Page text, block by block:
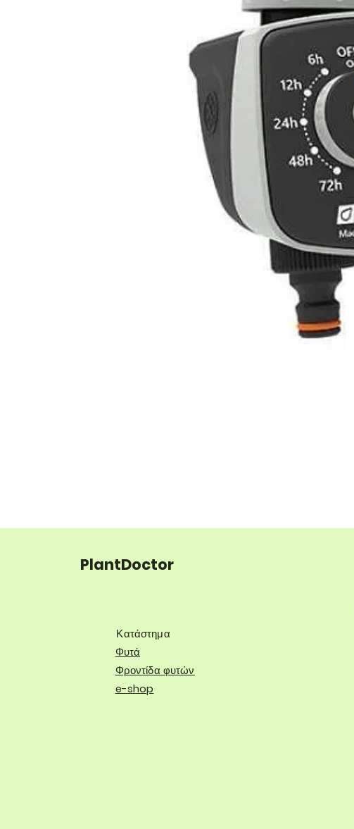
PlantDoctor
Κατάστημα
Φυτά
Φροντίδα φυτών
e-shop